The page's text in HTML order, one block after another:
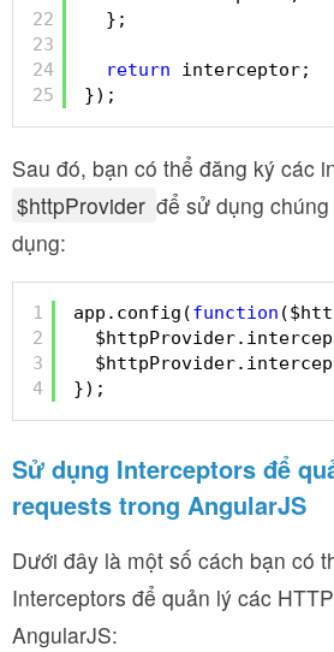
22
23
24
25
};
return
interceptor;
});
Sau đó, bạn có thể đăng ký các
$httpProvider để sử dụng
dụng:
1
2
3
4
app.config(function
});
Sử dụng Interceptors để
requests trong AngularJS
Dưới đây là một số cách bạn có
Interceptors để quản lý các
AngularJS: